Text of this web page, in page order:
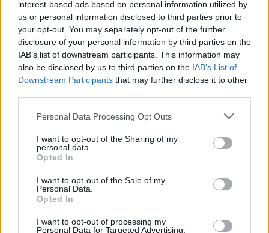
interest-based ads based on personal information utilized by
us or personal information disclosed to third parties prior to
your opt-out. You may separately opt-out of the further
disclosure of your personal information by third parties on the
IAB’s list of downstream participants. This information may
also be disclosed by us to third parties on the IAB’s List of
Downstream Participants that may further disclose it to other
Personal Data Processing Opt Outs
I want to opt-out of the Sharing of my
personal data.
Opted In
I want to opt-out of the Sale of my
Personal Data.
Opted In
I want to opt-out of processing my
Personal Data for Targeted Advertising.
Castelo Branco: “Bienal Internacional de Artes e Ofícios”
promete afirmar artesanato, património e inovação como
“motores de desenvolvimento económico e cultural” do
município português
Covilhã: Especialista aponta investimento estrangeiro e
Rio de Janeiro: Governo do Estado propõe parceria com a
FUNCEX para “reforçar inteligência sobre comércio
exterior”